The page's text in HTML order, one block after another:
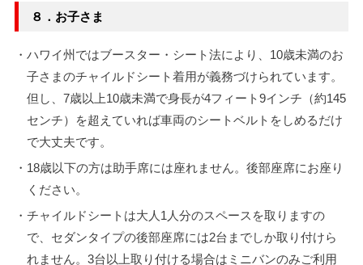
８．お子さま
・ハワイ州ではブースター・シート法により、10歳未満のお
子さまのチャイルドシート着用が義務づけられています。
但し、7歳以上10歳未満で身長が4フィート9インチ（約145
センチ）を超えていれば車両のシートベルトをしめるだけ
で大丈夫です。
・18歳以下の方は助手席には座れません。後部座席にお座り
ください。
・チャイルドシートは大人1人分のスペースを取りますの
で、セダンタイプの後部座席には2台までしか取り付けら
れません。3台以上取り付ける場合はミニバンのみご利用